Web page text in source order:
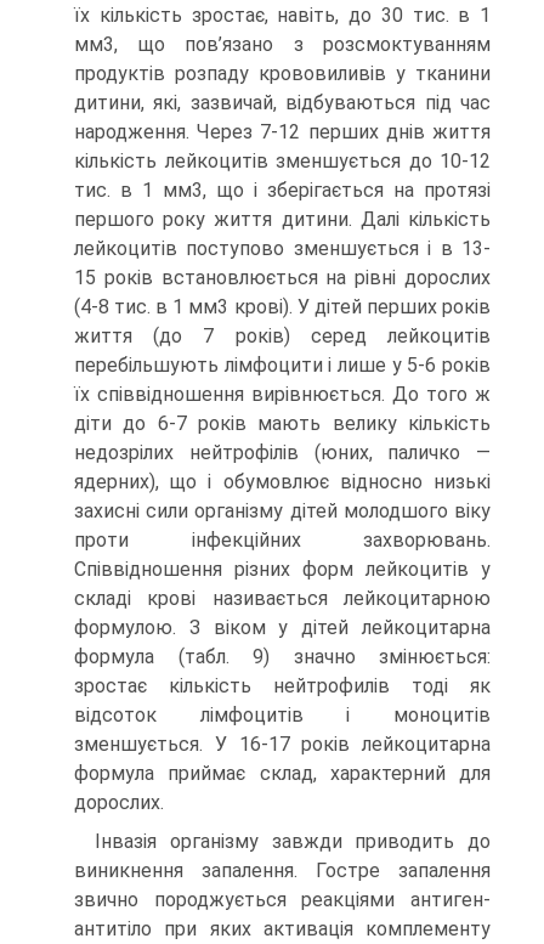
їх кількість зростає, навіть, до 30 тис. в 1
мм3, що пов’язано з розсмоктуванням
продуктів розпаду крововиливів у тканини
дитини, які, зазвичай, відбуваються під час
народження. Через 7-12 перших днів життя
кількість лейкоцитів зменшується до 10-12
тис. в 1 мм3, що і зберігається на протязі
першого року життя дитини. Далі кількість
лейкоцитів поступово зменшується і в 13-
15 років встановлюється на рівні дорослих
(4-8 тис. в 1 мм3 крові). У дітей перших років
життя (до 7 років) серед лейкоцитів
перебільшують лімфоцити і лише у 5-6 років
їх співвідношення вирівнюється. До того ж
діти до 6-7 років мають велику кількість
недозрілих нейтрофілів (юних, паличко —
ядерних), що і обумовлює відносно низькі
захисні сили організму дітей молодшого віку
проти інфекційних захворювань.
Співвідношення різних форм лейкоцитів у
складі крові називається лейкоцитарною
формулою. З віком у дітей лейкоцитарна
формула (табл. 9) значно змінюється:
зростає кількість нейтрофилів тоді як
відсоток лімфоцитів і моноцитів
зменшується. У 16-17 років лейкоцитарна
формула приймає склад, характерний для
дорослих.
Інвазія організму завжди приводить до
виникнення запалення. Гостре запалення
звично породжується реакціями антиген-
антитіло при яких активація комплементу